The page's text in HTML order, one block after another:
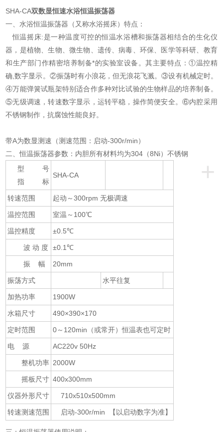
SHA-CA双数显恒速水浴恒温振荡器
一、水浴恒温振荡器（又称水浴摇床）特点：
恒温摇床:是一种温度可控的恒温水浴槽和振荡器相结合的生化仪
器，是植物、生物、微生物、遗传、病毒、环保、医学等科研、教育
和生产部门作精密培养制备*的实验室设备。其主要特点：①温控精
确,数字显示。②振荡时有小浪花，但无浪花飞溅。③设有机械定时。
④万能弹簧试瓶架特别适合作多种对比试验的生物样品的培养制备。
⑤无级调速，转速数字显示，运转平稳，操作简便安全。⑥内腔采用
不锈钢制作，抗腐蚀性能良好。
带A为数显测速（测速范围：启动-300r/min）
二、恒温振荡器参数：内胆所有材料均为304（8Ni）不锈钢
+
型 号
指 标
SHA-CA
转速范围 起动～300rpm 无极调速
温控范围 室温～100℃
温控精度 ±0.5℃
波 动 度 ±0.1℃
振 幅 20mm
振荡方式 水平往复
加热功率 1900W
水箱尺寸 490×390×170
定时范围 0～120min（或常开）恒温表也可定时
电 源 AC220v 50Hz
整机功率 2000W
摇板尺寸 400x300mm
仪器外形尺寸 710x510x500mm
转速测速范围 启动-300r/min 【以启动数字为准】